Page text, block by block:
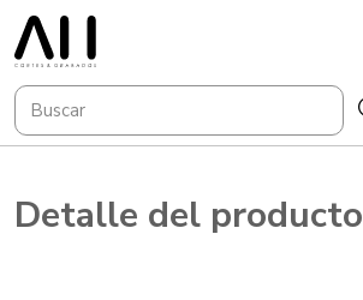
Detalle del producto